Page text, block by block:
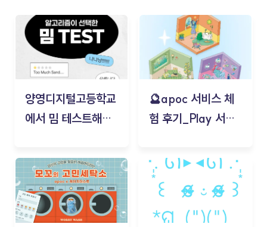
양영디지털고등학교
에서 밈 테스트해보
🔮apoc 서비스 체
험 후기_Play 서비
김태현